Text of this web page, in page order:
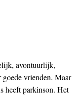
avontuurlijk,
vrienden. Maar
heeft parkinson. Het